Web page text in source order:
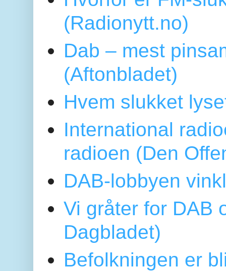
(Radionytt.no)
Dab – mest
(Aftonbladet)
Hvem slukket
International
radioen (Den
DAB-lobbyen
Vi gråter for DAB
Dagbladet)
Befolkningen er